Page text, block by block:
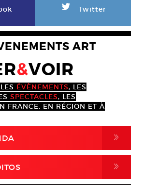
L Twitter
ART
&VOIR
ÉVÈNEMENTS, LES
SPECTACLES, LES
FRANCE, EN RÉGION ET À
,
,